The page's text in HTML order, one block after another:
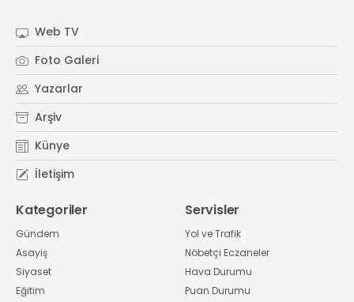
Web TV
Foto Galeri
Yazarlar
Arşiv
Künye
İletişim
Kategoriler
Gündem
Asayiş
Siyaset
Eğitim
Servisler
Yol ve Trafik
Nöbetçi Eczaneler
Hava Durumu
Puan Durumu